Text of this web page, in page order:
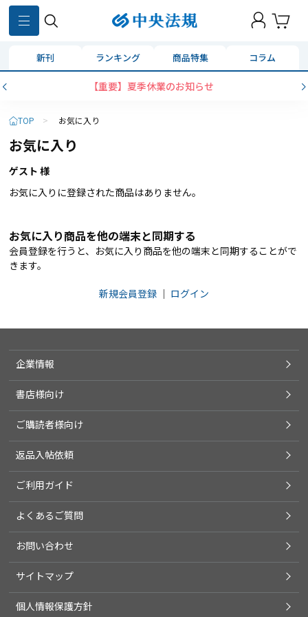
新刊 ランキング 商品特集 コラム
【重要】夏季休業のお知らせ
TOP > お気に入り
お気に入り
ゲスト 様
お気に入りに登録された商品はありません。
お気に入り商品を他の端末と同期する
会員登録を行うと、お気に入り商品を他の端末と同期することがで
きます。
新規会員登録 ｜ ログイン
企業情報
書店様向け
ご購読者様向け
返品入帖依頼
ご利用ガイド
よくあるご質問
お問い合わせ
サイトマップ
個人情報保護方針